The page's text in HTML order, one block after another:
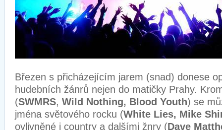
Březen s přicházejícím jarem (snad) donese
hudebních žánrů nejen do matičky Prahy.
(SWMRS, Wild Nothing, Blood Youth) se
jména světového rocku (White Lies, Mike
ovlivněné i country a dalšími žnry (Dave